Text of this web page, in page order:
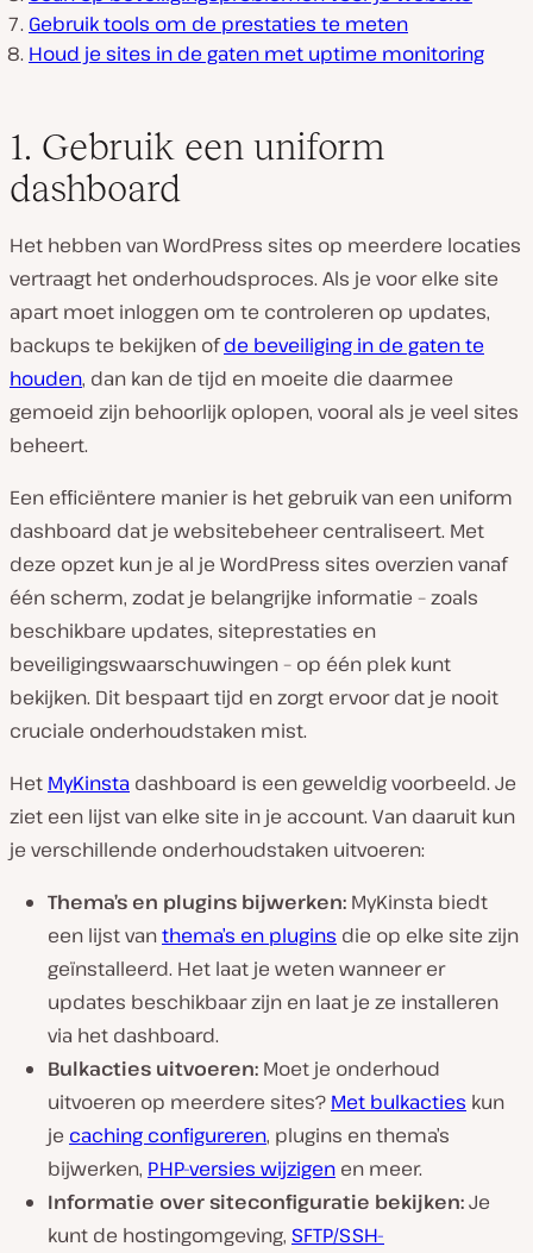
Gebruik tools om de prestaties te meten
Houd je sites in de gaten met uptime monitoring
1. Gebruik een uniform
dashboard
Het hebben van WordPress sites op meerdere locaties
vertraagt het onderhoudsproces. Als je voor elke site
apart moet inloggen om te controleren op updates,
backups te bekijken ofde beveiliging in de gaten te
houden, dan kan de tijd en moeite die daarmee
gemoeid zijn behoorlijk oplopen, vooral als je veel sites
beheert.
Een efficiëntere manier is het gebruik van een uniform
dashboard dat je websitebeheer centraliseert. Met
deze opzet kun je al je WordPress sites overzien vanaf
één scherm, zodat je belangrijke informatie – zoals
beschikbare updates, siteprestaties en
beveiligingswaarschuwingen – op één plek kunt
bekijken. Dit bespaart tijd en zorgt ervoor dat je nooit
cruciale onderhoudstaken mist.
Het MyKinsta dashboard is een geweldig voorbeeld. Je
ziet een lijst van elke site in je account. Van daaruit kun
je verschillende onderhoudstaken uitvoeren:
Thema’s en plugins bijwerken: MyKinsta biedt
een lijst vanthema’s en plugins die op elke site zijn
geïnstalleerd. Het laat je weten wanneer er
updates beschikbaar zijn en laat je ze installeren
via het dashboard.
Bulkacties uitvoeren: Moet je onderhoud
uitvoeren op meerdere sites? Met bulkacties kun
je caching configureren, plugins en thema’s
bijwerken, PHP-versies wijzigen en meer.
Informatie over siteconfiguratie bekijken:Je
kunt de hostingomgeving, SFTP/SSH-